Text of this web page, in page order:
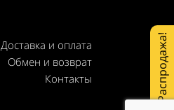
Доставка и оплата
Обмен и возврат
Контакты
Распродажа!